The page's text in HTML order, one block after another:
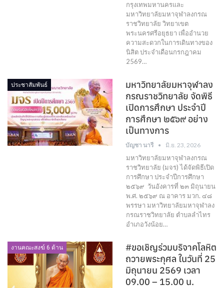
กรุงเทพมหานครและ
มหาวิทยาลัยมหาจุฬาลงกรณ
ราชวิทยาลัย วิทยาเขต
พระนครศรีอยุธยา เพื่ออำนวย
ความสะดวกในการเดินทางของ
นิสิต ประจำเดือนกรกฎาคม
2569…
ประชาสัมพันธ์
มหาวิทยาลัยมหาจุฬาลง
กรณราชวิทยาลัย จัดพิธี
เปิดการศึกษา ประจำปี
การศึกษา ๒๕๖๙ อย่าง
เป็นทางการ
บัญชา นารี มิ.ย. 23, 2026
มหาวิทยาลัยมหาจุฬาลงกรณ
ราชวิทยาลัย (มจร) ได้จัดพิธีเปิด
การศึกษา ประจำปีการศึกษา
๒๕๖๙ วันอังคารที่ ๒๓ มิถุนายน
พ.ศ. ๒๕๖๙ ณ อาคาร มวก. ๔๘
พรรษา มหาวิทยาลัยมหาจุฬาลง
กรณราชวิทยาลัย ตำบลลำไทร
อำเภอวังน้อย…
งานคณะสงฆ์ 6 ด้าน
#ขอเชิญร่วมบริจาคโลหิต
ถวายพระกุศล ในวันที่ 25
มิถุนายน 2569 เวลา
09.00 – 15.00 น.